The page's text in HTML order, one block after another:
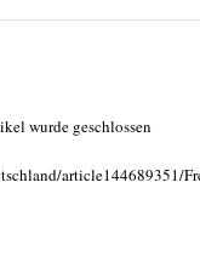
wurde geschlossen
article144689351/